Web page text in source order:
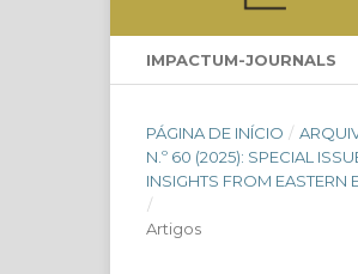
IMPACTUM-JOURNALS
PÁGINA DE INÍCIO /
N.º 60 (2025): SPECIAL
INSIGHTS FROM
/
Artigos